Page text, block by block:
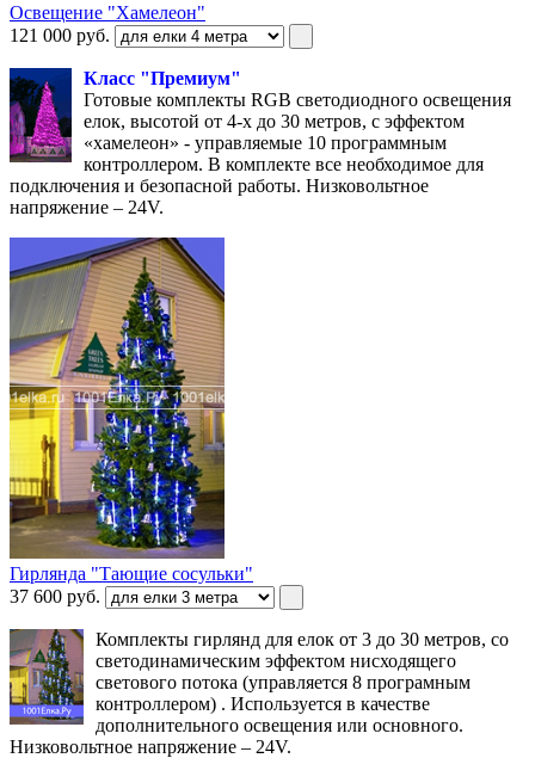
Освещение "Хамелеон"
121 000 руб.
Класс "Премиум"
Готовые комплекты RGB светодиодного освещения
елок, высотой от 4-х до 30 метров, с эффектом
«хамелеон» - управляемые 10 программным
контроллером. В комплекте все необходимое для
подключения и безопасной работы. Низковольтное
напряжение – 24V.
Гирлянда "Тающие сосульки"
37 600 руб.
Комплекты гирлянд для елок от 3 до 30 метров, со
светодинамическим эффектом нисходящего
светового потока (управляется 8 програмным
контроллером) . Используется в качестве
дополнительного освещения или основного.
Низковольтное напряжение – 24V.